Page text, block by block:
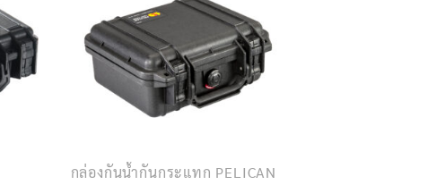
กล่องกันน้ำกันกระแทก PELICAN